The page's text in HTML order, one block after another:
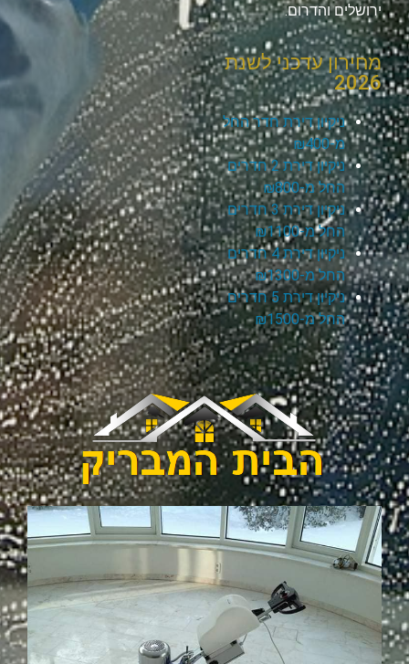
ירושלים והדרום.
מחירון עדכני לשנת
2026
ניקיון דירת חדר החל
מ-₪400
ניקיון דירת 2 חדרים
החל מ-₪800
ניקיון דירת 3 חדרים
החל מ-₪1100
ניקיון דירת 4 חדרים
החל מ-₪1300
ניקיון דירת 5 חדרים
החל מ-₪1500